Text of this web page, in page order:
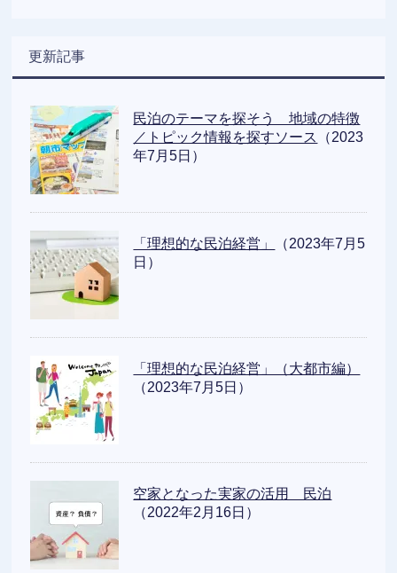
更新記事
民泊のテーマを探そう 地域の特徴
／トピック情報を探すソース
（2023
年7月5日）
「理想的な民泊経営」
（2023年7月5
日）
「理想的な民泊経営」（大都市編）
（2023年7月5日）
空家となった実家の活用 民泊
（2022年2月16日）